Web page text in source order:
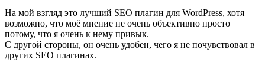
На мой взгляд это лучший SEO плагин для WordPress, хотя
возможно, что моё мнение не очень объективно просто
потому, что я очень к нему привык.
С другой стороны, он очень удобен, чего я не почувствовал в
других SEO плагинах.